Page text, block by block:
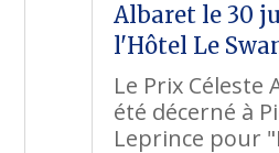
Albaret le 30
l'Hôtel Le
Le Prix Céleste
été décerné à
Leprince pour